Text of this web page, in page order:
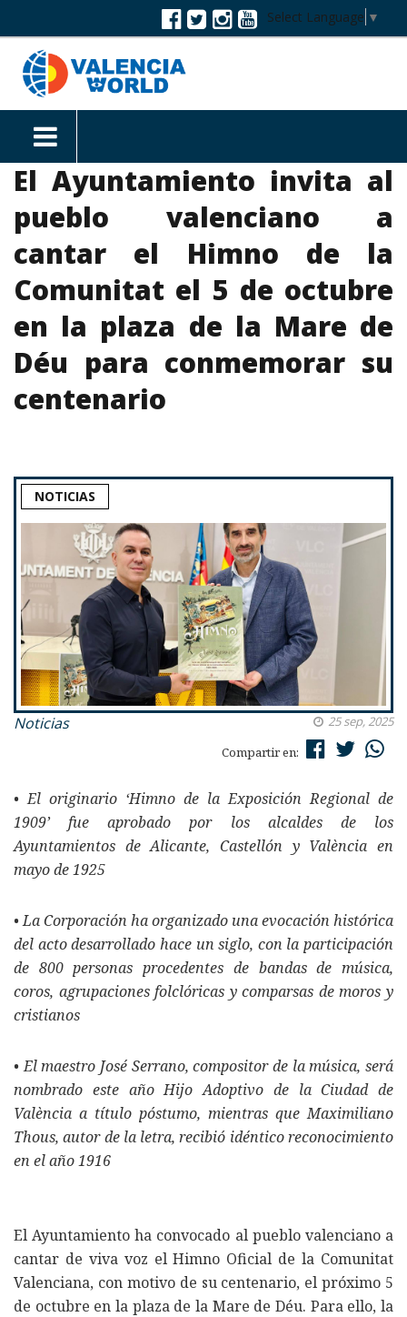
Select Language ▼
El Ayuntamiento invita al
pueblo valenciano a
cantar el Himno de la
Comunitat el 5 de octubre
en la plaza de la Mare de
Déu para conmemorar su
centenario
NOTICIAS
Noticias
25 sep, 2025
Compartir en:
• El originario ‘Himno de la Exposición Regional de
1909’ fue aprobado por los alcaldes de los
Ayuntamientos de Alicante, Castellón y València en
mayo de 1925
• La Corporación ha organizado una evocación histórica
del acto desarrollado hace un siglo, con la participación
de 800 personas procedentes de bandas de música,
coros, agrupaciones folclóricas y comparsas de moros y
cristianos
• El maestro José Serrano, compositor de la música, será
nombrado este año Hijo Adoptivo de la Ciudad de
València a título póstumo, mientras que Maximiliano
Thous, autor de la letra, recibió idéntico reconocimiento
en el año 1916
El Ayuntamiento ha convocado al pueblo valenciano a
cantar de viva voz el Himno Oficial de la Comunitat
Valenciana, con motivo de su centenario, el próximo 5
de octubre en la plaza de la Mare de Déu. Para ello, la